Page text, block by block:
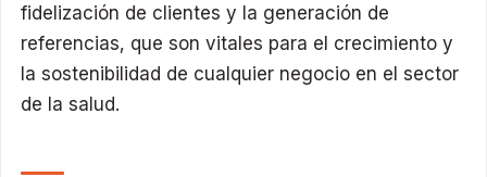
fidelización de clientes y la generación de
referencias, que son vitales para el crecimiento y
la sostenibilidad de cualquier negocio en el sector
de la salud.